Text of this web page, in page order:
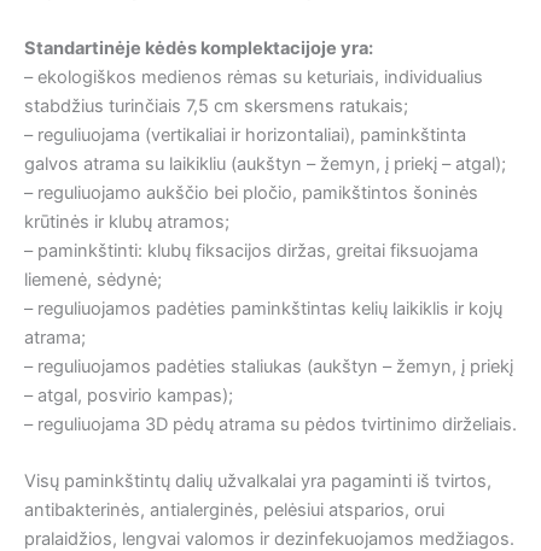
Standartinėje kėdės komplektacijoje yra:
– ekologiškos medienos rėmas su keturiais, individualius
stabdžius turinčiais 7,5 cm skersmens ratukais;
– reguliuojama (vertikaliai ir horizontaliai), paminkštinta
galvos atrama su laikikliu (aukštyn – žemyn, į priekį – atgal);
– reguliuojamo aukščio bei pločio, pamikštintos šoninės
krūtinės ir klubų atramos;
– paminkštinti: klubų fiksacijos diržas, greitai fiksuojama
liemenė, sėdynė;
– reguliuojamos padėties paminkštintas kelių laikiklis ir kojų
atrama;
– reguliuojamos padėties staliukas (aukštyn – žemyn, į priekį
– atgal, posvirio kampas);
– reguliuojama 3D pėdų atrama su pėdos tvirtinimo dirželiais.
Visų paminkštintų dalių užvalkalai yra pagaminti iš tvirtos,
antibakterinės, antialerginės, pelėsiui atsparios, orui
pralaidžios, lengvai valomos ir dezinfekuojamos medžiagos.